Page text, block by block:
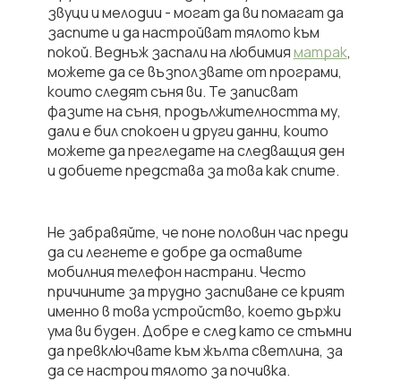
звуци и мелодии - могат да ви помагат да
заспите и да настройват тялото към
покой. Веднъж заспали на любимияматрак,
можете да се възползвате от програми,
които следят съня ви. Те записват
фазите на съня, продължителността му,
дали е бил спокоен и други данни, които
можете да прегледате на следващия ден
и добиете представа за това как спите.
Не забравяйте, че поне половин час преди
да си легнете е добре да оставите
мобилния телефон настрани. Често
причините за трудно заспиване се крият
именно в това устройство, което държи
ума ви буден. Добре е след като се стъмни
да превключвате към жълта светлина, за
да се настрои тялото за почивка.